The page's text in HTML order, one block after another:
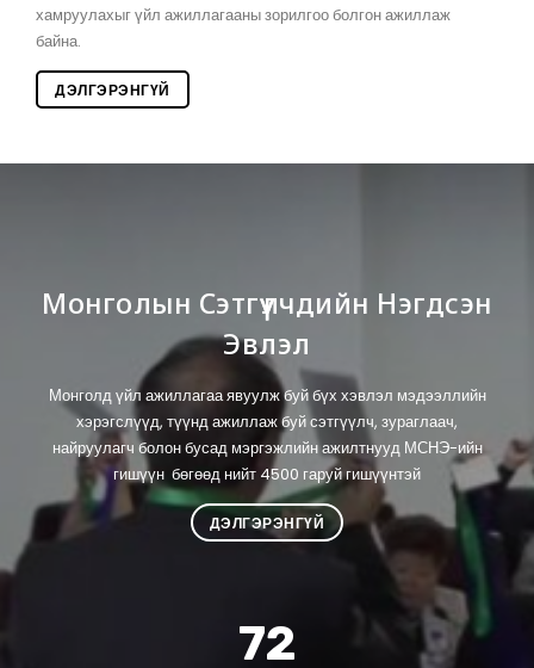
хамруулахыг үйл ажиллагааны зорилгоо болгон ажиллаж
байна.
ДЭЛГЭРЭНГҮЙ
Монголын Сэтгүүлчдийн Нэгдсэн
Эвлэл
Монголд үйл ажиллагаа явуулж буй бүх хэвлэл мэдээллийн
хэрэгслүүд, түүнд ажиллаж буй сэтгүүлч, зураглаач,
найруулагч болон бусад мэргэжлийн ажилтнууд МСНЭ-ийн
гишүүн бөгөөд нийт 4500 гаруй гишүүнтэй
ДЭЛГЭРЭНГҮЙ
72